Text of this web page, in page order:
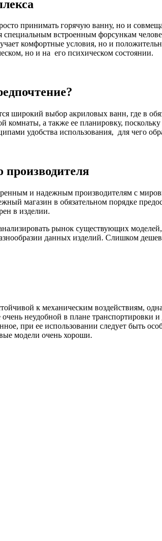
принимать горячую ванну, но и
специальным встроенным форсункам
комфортные условия, но и
но и на его психическом состоянии.
широкий выбор акриловых ванн, где в
а также ее планировку,
удобства использования, для чего
производителя
и надежным производителям с
магазин в обязательном порядке
в изделии.
рынок существующих
данных изделий. Слишком
к механическим воздействиям,
очень неудобной в плане
при ее использовании следует быть
модели очень хороши.